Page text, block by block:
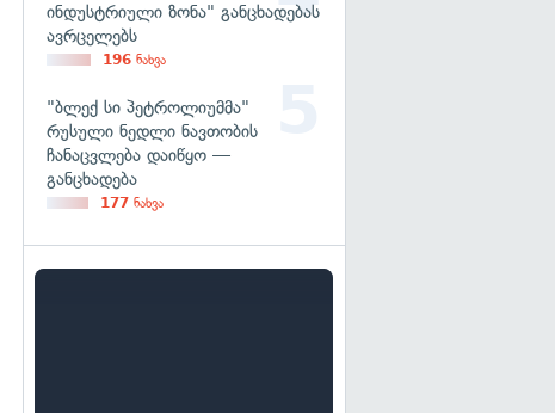
ინდუსტრიული ზონა" განცხადებას
ავრცელებს
196 ნახვა
"ბლექ სი პეტროლიუმმა"
რუსული ნედლი ნავთობის
ჩანაცვლება დაიწყო —
განცხადება
177 ნახვა